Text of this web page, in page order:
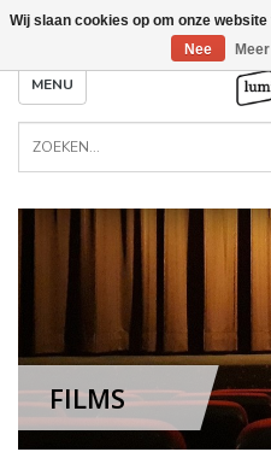
MENU
FILMS
Wij slaan cookies op om onze
Nee